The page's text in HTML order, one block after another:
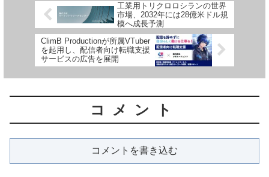
工業用トリクロロシランの世界
市場、2032年には28億米ドル規
模へ成長予測
ClimB Productionが所属VTuber
を起用し、配信者向け転職支援
サービスの広告を展開
コメント
コメントを書き込む